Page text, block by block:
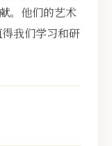
。他们的艺术
我们学习和研